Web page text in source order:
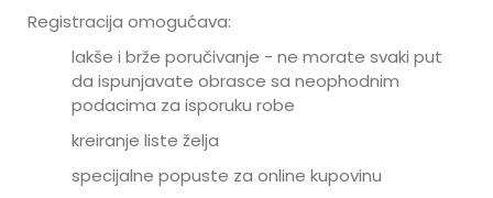
Registracija omogućava:
lakše i brže poručivanje - ne morate svaki put
da ispunjavate obrasce sa neophodnim
podacima za isporuku robe
kreiranje liste želja
specijalne popuste za online kupovinu